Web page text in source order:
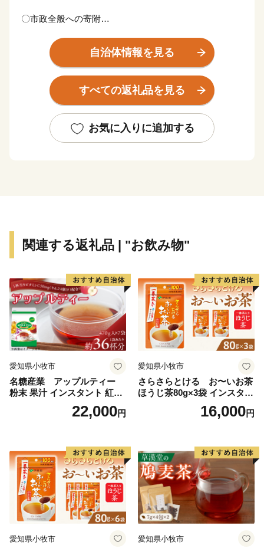
〇市政全般への寄附
寄附総額 43億1,399万9,000円
いただいた寄附金は、富士市デジタル田園都市総合戦略
等における重点事業などに活用させていただきます。
・災害等への対策を強化し、安全・安心なまちづくり
（河川維持補修・修繕にかかる経費など）
（生活交通地域路線の維持にかかる経費など）
（観光誘客、マイクロツーリズム推進にかかる経費な
ど）
・地方創生推進（地域産業デジタル変革事業にかかる経
費など）
・地域ブランドの推進（ふるさと納税のPRにかかる経
寄附件数 103件
令和5年1月1日から12月31日までに特定事業（具体的な
事業）にいただきました寄附金につきましては、一旦
「ふるさと応援基金」に積み立て、翌年度の各事業に活
用させていただきます。
令和5年は11事業のうち7事業に対し、103人の方から
146万7,000円の御寄附をいただきました。令和6年度
自治体情報を見る
すべての返礼品を見る
お気に入りに追加する
関連する返礼品 | "お飲み物"
愛知県小牧市
名糖産業 アップルティー
粉末 果汁 インスタント 紅茶
ティー ビタミンC 袋 ロング
セラー 粉末飲料 粉末茶 簡単
22,000円
愛知県小牧市
さらさらとける お〜いお茶
ほうじ茶80g×3袋 インスタン
トほうじ茶 粉末ほうじ茶 粉
末茶 おーいお茶 粉末緑茶
16,000円
愛知県小牧市 愛知県小牧市